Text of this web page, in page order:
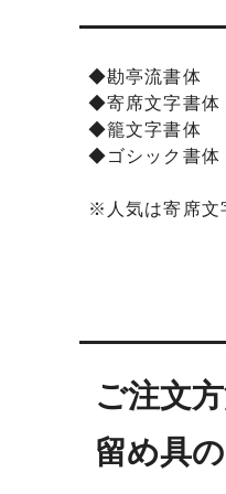
◆勘亭流書体
◆寄席文字書体
◆籠文字書体
◆ゴシック書
※人気は寄席文
ご注文方
留め具